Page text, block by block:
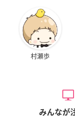
村瀬歩
みんなが